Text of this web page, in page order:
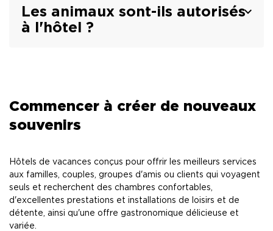
Les animaux sont-ils autorisés
à l'hôtel ?
Commencer à créer de nouveaux
souvenirs
Hôtels de vacances conçus pour offrir les meilleurs services
aux familles, couples, groupes d'amis ou clients qui voyagent
seuls et recherchent des chambres confortables,
d'excellentes prestations et installations de loisirs et de
détente, ainsi qu'une offre gastronomique délicieuse et
variée.